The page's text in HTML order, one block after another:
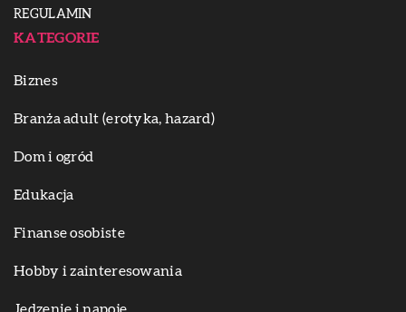
REGULAMIN
KATEGORIE
Biznes
Branża adult (erotyka, hazard)
Dom i ogród
Edukacja
Finanse osobiste
Hobby i zainteresowania